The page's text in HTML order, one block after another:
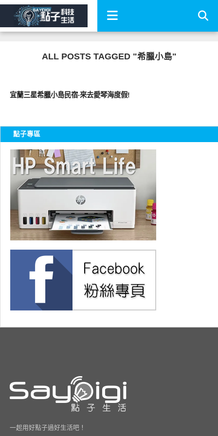
ALL POSTS TAGGED "希臘小島"
宜蘭三星希臘小島民宿‧來去愛琴海度假!
點子專區
一起用好點子過好生活吧！